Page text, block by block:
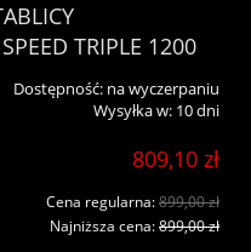
TRIPLE 1200
Dostępność: na wyczerpaniu
Wysyłka w: 10 dni
809,10 zł
Cena regularna:899,00 zł
Najniższa cena:899,00 zł